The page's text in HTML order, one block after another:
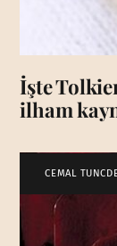
İşte
ilham
CEMAL